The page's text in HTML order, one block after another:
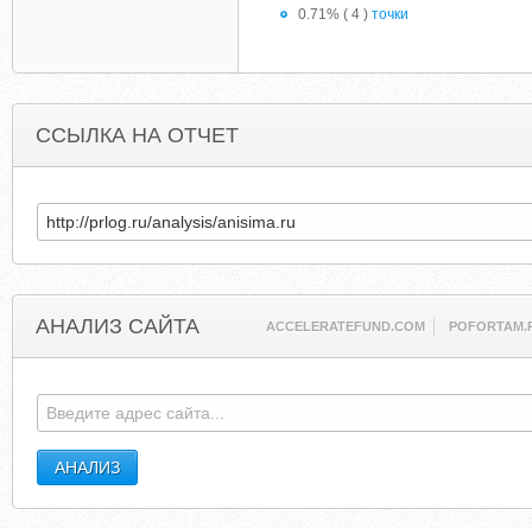
0.71% ( 4 ) точки
ССЫЛКА НА ОТЧЕТ
АНАЛИЗ САЙТА ACCELERATEFUND.COM